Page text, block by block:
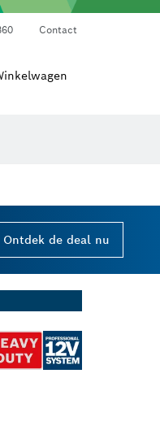
Contact
Ontdek de deal nu